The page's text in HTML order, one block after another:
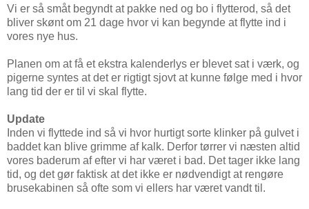
Vi er så småt begyndt at pakke ned og bo i flytterod, så det
bliver skønt om 21 dage hvor vi kan begynde at flytte ind i
vores nye hus.
Planen om at få et ekstra kalenderlys er blevet sat i værk, og
pigerne syntes at det er rigtigt sjovt at kunne følge med i hvor
lang tid der er til vi skal flytte.
Update
Inden vi flyttede ind så vi hvor hurtigt sorte klinker på gulvet i
baddet kan blive grimme af kalk. Derfor tørrer vi næsten altid
vores baderum af efter vi har været i bad. Det tager ikke lang
tid, og det gør faktisk at det ikke er nødvendigt at rengøre
brusekabinen så ofte som vi ellers har været vandt til.